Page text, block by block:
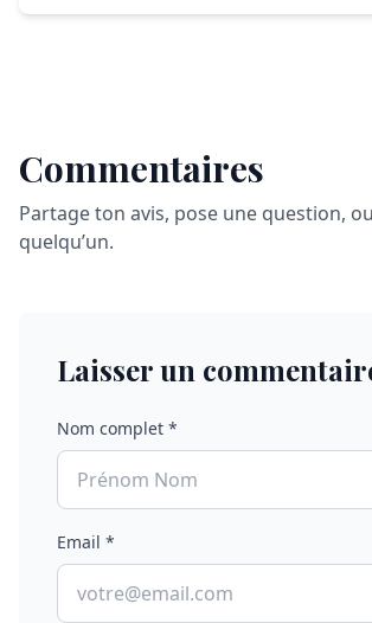
Commentaires
Partage ton avis, pose une question,
quelqu’un.
Laisser un
Nom complet *
Email *